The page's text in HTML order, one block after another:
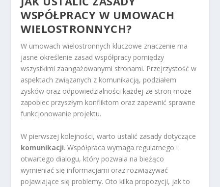
WSPÓŁPRACY W UMOWACH
WIELOSTRONNYCH?
W umowach wielostronnych kluczowe znaczenie ma
jasne określenie zasad współpracy pomiędzy
wszystkimi zaangażowanymi stronami. Przejrzystość w
aspektach związanych z komunikacją, podziałem
zysków oraz odpowiedzialności każdej ze stron może
zapobiec przyszłym konfliktom oraz zapewnić sprawne
funkcjonowanie projektu.
W pierwszej kolejności, warto ustalić zasady dotyczące
komunikacji. Współpraca wymaga regularnego i
otwartego dialogu, który pozwala na bieżąco
wymieniać się informacjami oraz rozwiązywać
pojawiające się problemy. Oto kilka propozycji, jak to